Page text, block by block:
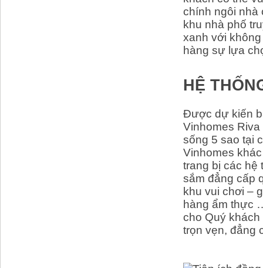
chính ngôi nhà
khu nhà phố
xanh với
hàng sự lựa
HỆ
Được dự kiến
Vinhomes
sống 5 sao tại
Vinhomes
trang bị các hệ
sắm đẳng cấp
khu vui chơi –
hàng ẩm thực
cho Quý
trọn vẹn, đẳng